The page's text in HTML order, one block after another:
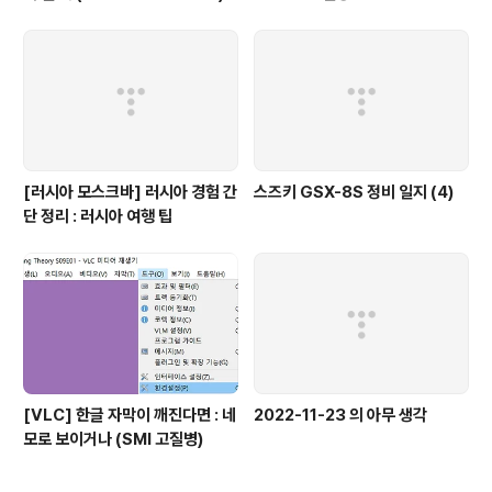
[러시아 모스크바] 러시아 경험 간
단 정리 : 러시아 여행 팁
스즈키 GSX-8S 정비 일지 (4)
[VLC] 한글 자막이 깨진다면 : 네
모로 보이거나 (SMI 고질병)
2022-11-23 의 아무 생각